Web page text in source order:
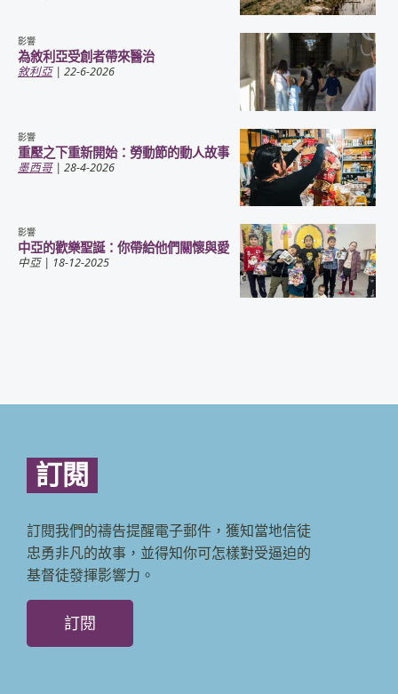
影響
為敘利亞受創者帶來醫治
敘利亞| 22-6-2026
影響
重壓之下重新開始：勞動節的動人故事
墨西哥| 28-4-2026
影響
中亞的歡樂聖誕：你帶給他們關懷與愛
中亞| 18-12-2025
訂閱
訂閱我們的禱告提醒電子郵件，獲知當地信徒
忠勇非凡的故事，並得知你可怎樣對受逼迫的
基督徒發揮影響力。
訂閱